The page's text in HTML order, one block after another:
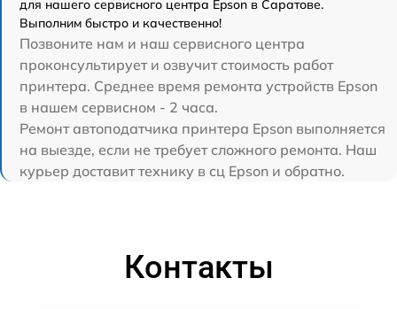
для нашего сервисного центра Epson в Саратове.
Выполним быстро и качественно!
Позвоните нам и наш сервисного центра
проконсультирует и озвучит стоимость работ
принтера. Среднее время ремонта устройств Epson
в нашем сервисном - 2 часа.
Ремонт автоподатчика принтера Epson выполняется
на выезде, если не требует сложного ремонта. Наш
курьер доставит технику в сц Epson и обратно.
Контакты